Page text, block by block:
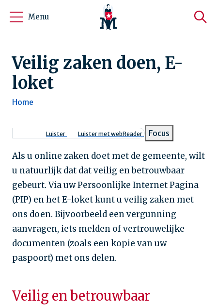
Menu
Veilig zaken doen, E-
loket
Kruimelpad
Home
Luister Luister met webReader Focus
Als u online zaken doet met de gemeente, wilt
u natuurlijk dat dat veilig en betrouwbaar
gebeurt. Via uw Persoonlijke Internet Pagina
(PIP) en het E-loket kunt u veilig zaken met
ons doen. Bijvoorbeeld een vergunning
aanvragen, iets melden of vertrouwelijke
documenten (zoals een kopie van uw
paspoort) met ons delen.
Veilig en betrouwbaar